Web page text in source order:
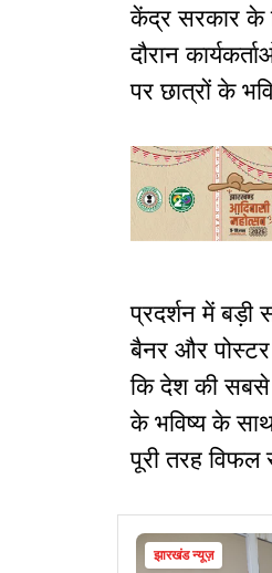
केंद्र सरकार के
दौरान
पर छात्रों के
प्रदर्शन में बड़ी
बैनर और
कि देश की सबसे
के भविष्य के साथ
पूरी तरह विफल
झारखंड न्यूज़